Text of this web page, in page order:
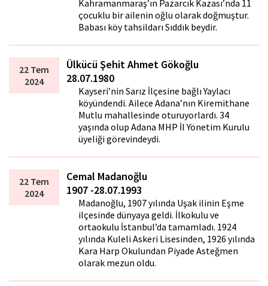
Kahramanmaraş’ın Pazarcık Kazası’nda 11
çocuklu bir ailenin oğlu olarak doğmuştur.
Babası köy tahsildarı Sıddık beydir.
22 Tem
2024
Ülkücü Şehit Ahmet Gökoğlu
28.07.1980
Kayseri’nin Sarız İlçesine bağlı Yaylacı
köyündendi. Ailece Adana’nın Kiremithane
Mutlu mahallesinde oturuyorlardı. 34
yaşında olup Adana MHP İl Yönetim Kurulu
üyeliği görevindeydi.
22 Tem
2024
Cemal Madanoğlu
1907 -28.07.1993
Madanoğlu, 1907 yılında Uşak ilinin Eşme
ilçesinde dünyaya geldi. İlkokulu ve
ortaokulu İstanbul’da tamamladı. 1924
yılında Kuleli Askeri Lisesinden, 1926 yılında
Kara Harp Okulundan Piyade Asteğmen
olarak mezun oldu.